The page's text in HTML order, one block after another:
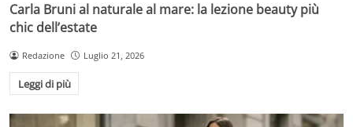
Carla Bruni al naturale al mare: la lezione beauty più
chic dell’estate
Redazione Luglio 21, 2026
Leggi di più